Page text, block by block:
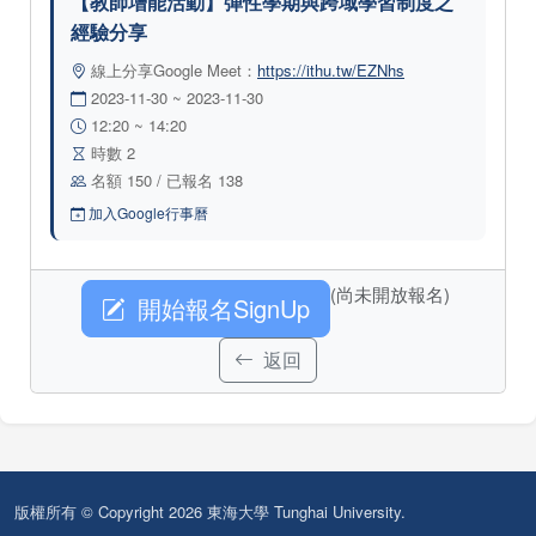
經驗分享
線上分享Google Meet： https://ithu.tw/EZNhs
2023-11-30 ~ 2023-11-30
12:20 ~ 14:20
時數 2
名額 150 / 已報名 138
加入Google行事曆
開始報名SignUp (尚未開放報名)
返回
版權所有 © Copyright 2026 東海大學 Tunghai University.